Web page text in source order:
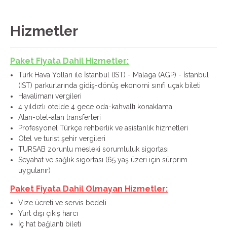
Hizmetler
Paket Fiyata Dahil Hizmetler:
Türk Hava Yolları ile İstanbul (IST) - Malaga (AGP) - İstanbul
(IST) parkurlarında gidiş-dönüş ekonomi sınıfı uçak bileti
Havalimanı vergileri
4 yıldızlı otelde 4 gece oda-kahvaltı konaklama
Alan-otel-alan transferleri
Profesyonel Türkçe rehberlik ve asistanlık hizmetleri
Otel ve turist şehir vergileri
TURSAB zorunlu mesleki sorumluluk sigortası
Seyahat ve sağlık sigortası (65 yaş üzeri için sürprim
uygulanır)
Paket Fiyata Dahil Olmayan Hizmetler:
Vize ücreti ve servis bedeli
Yurt dışı çıkış harcı
İç hat bağlantı bileti